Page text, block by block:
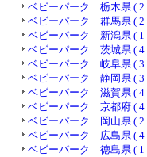
ベビーパーク 栃木県 ( 2
ベビーパーク 群馬県 ( 2
ベビーパーク 新潟県 ( 1
ベビーパーク 茨城県 ( 4
ベビーパーク 岐阜県 ( 3
ベビーパーク 静岡県 ( 3
ベビーパーク 滋賀県 ( 4
ベビーパーク 京都府 ( 4
ベビーパーク 岡山県 ( 2
ベビーパーク 広島県 ( 4
ベビーパーク 徳島県 ( 1